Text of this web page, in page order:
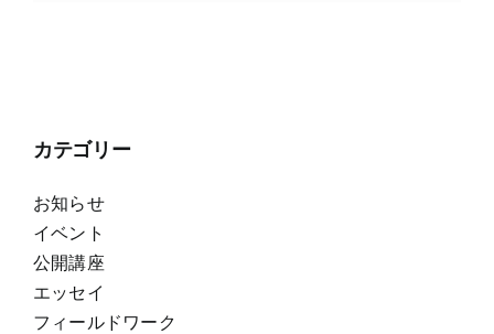
カテゴリー
お知らせ
イベント
公開講座
エッセイ
フィールドワーク